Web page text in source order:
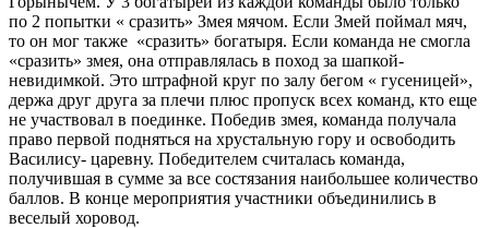
по 2 попытки « сразить» Змея мячом. Если Змей поймал мяч,
то он мог также «сразить» богатыря. Если команда не смогла
«сразить» змея, она отправлялась в поход за шапкой-
невидимкой. Это штрафной круг по залу бегом « гусеницей»,
держа друг друга за плечи плюс пропуск всех команд, кто еще
не участвовал в поединке. Победив змея, команда получала
право первой подняться на хрустальную гору и освободить
Василису- царевну. Победителем считалась команда,
получившая в сумме за все состязания наибольшее количество
баллов. В конце мероприятия участники объединились в
веселый хоровод.